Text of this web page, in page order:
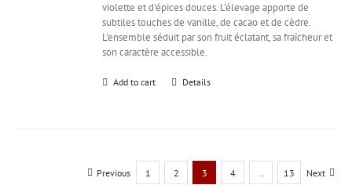
violette et d'épices douces. L'élevage apporte de
subtiles touches de vanille, de cacao et de cèdre.
L'ensemble séduit par son fruit éclatant, sa fraîcheur et
son caractère accessible.
Add to cart Details
Previous 1 2 3 4 13 Next